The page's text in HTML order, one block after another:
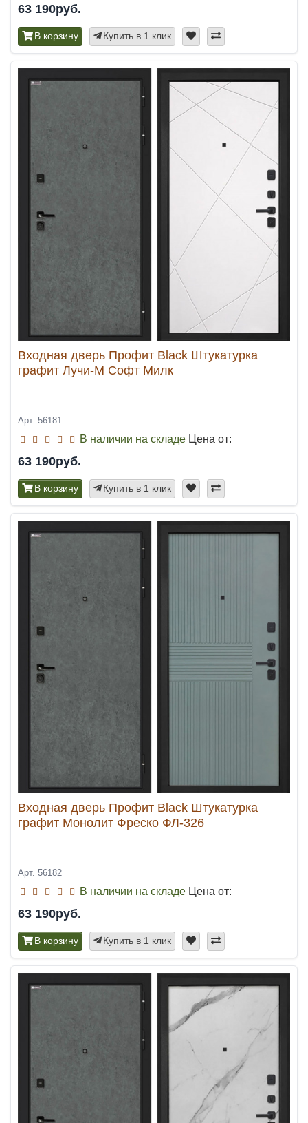
63 190руб.
В корзину Купить в 1 клик
Входная дверь Профит Black Штукатурка
графит Лучи-М Софт Милк
Арт. 56181
В наличии на складе Цена от:
63 190руб.
В корзину Купить в 1 клик
Входная дверь Профит Black Штукатурка
графит Монолит Фреско ФЛ-326
Арт. 56182
В наличии на складе Цена от:
63 190руб.
В корзину Купить в 1 клик